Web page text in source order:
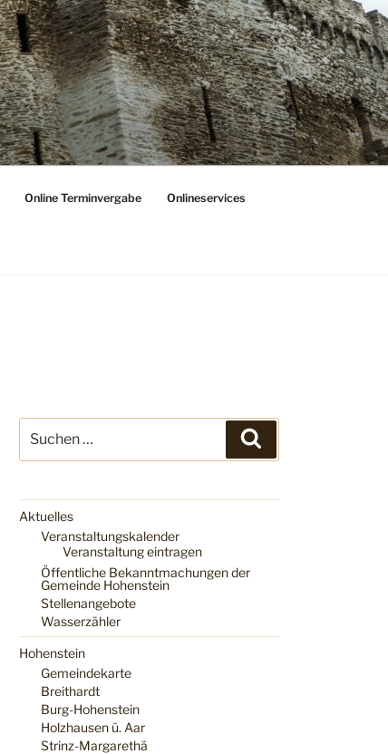
Online Terminvergabe Onlineservices
nach:
Aktuelles
Veranstaltungskalender
Veranstaltung eintragen
Öffentliche Bekanntmachungen der
Gemeinde Hohenstein
Stellenangebote
Wasserzähler
Hohenstein
Gemeindekarte
Breithardt
Burg-Hohenstein
Holzhausen ü. Aar
Strinz-Margarethä